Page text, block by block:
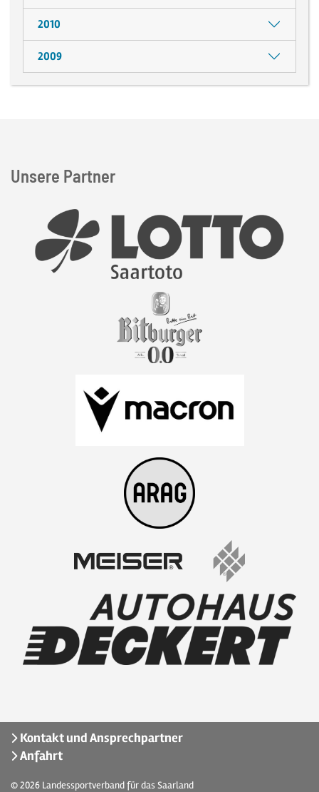
2010
2009
Unsere Partner
Kontakt und Ansprechpartner
Anfahrt
© 2026 Landessportverband für das Saarland